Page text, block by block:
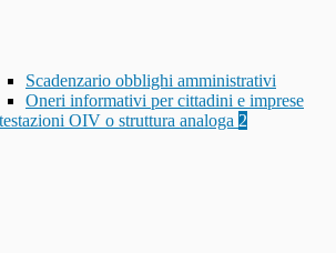
Scadenzario obblighi amministrativi
Oneri informativi per cittadini e imprese
OIV o struttura analoga 2